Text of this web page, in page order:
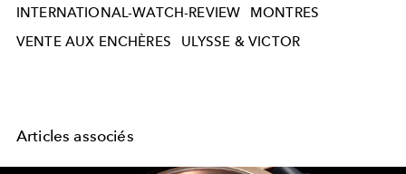
INTERNATIONAL-WATCH-REVIEW
MONTRES
VENTE AUX ENCHÈRES
ULYSSE & VICTOR
Articles associés